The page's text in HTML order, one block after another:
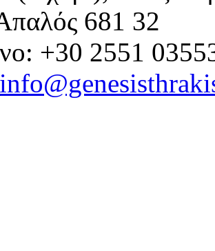
681 32
+30 2551